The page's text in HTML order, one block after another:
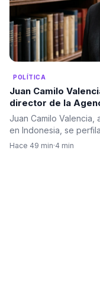
POLÍTICA
Juan Camilo
director de la
Juan Camilo
en Indonesia, se
Hace 49 min·4 min